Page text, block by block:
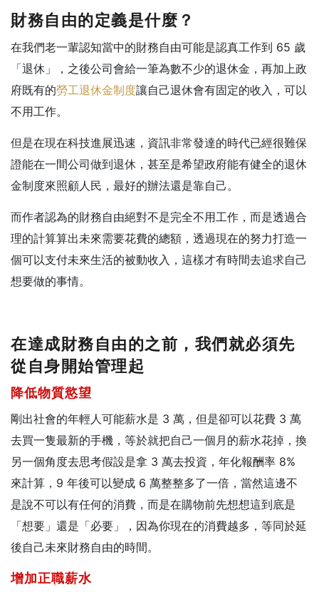
財務自由的定義是什麼？
在我們老一輩認知當中的財務自由可能是認真工作到 65 歲
「退休」，之後公司會給一筆為數不少的退休金，再加上政
府既有的勞工退休金制度讓自己退休會有固定的收入，可以
不用工作。
但是在現在科技進展迅速，資訊非常發達的時代已經很難保
證能在一間公司做到退休，甚至是希望政府能有健全的退休
金制度來照顧人民，最好的辦法還是靠自己。
而作者認為的財務自由絕對不是完全不用工作，而是透過合
理的計算算出未來需要花費的總額，透過現在的努力打造一
個可以支付未來生活的被動收入，這樣才有時間去追求自己
想要做的事情。
在達成財務自由的之前，我們就必須先
從自身開始管理起
降低物質慾望
剛出社會的年輕人可能薪水是 3 萬，但是卻可以花費 3 萬
去買一隻最新的手機，等於就把自己一個月的薪水花掉，換
另一個角度去思考假設是拿 3 萬去投資，年化報酬率 8%
來計算，9 年後可以變成 6 萬整整多了一倍，當然這邊不
是說不可以有任何的消費，而是在購物前先想想這到底是
「想要」還是「必要」，因為你現在的消費越多，等同於延
後自己未來財務自由的時間。
增加正職薪水